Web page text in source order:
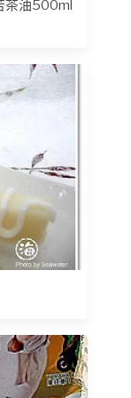
茶油500ml